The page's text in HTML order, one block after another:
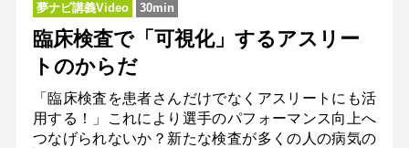
夢ナビ講義Video 30min
臨床検査で「可視化」するアスリー
トのからだ
「臨床検査を患者さんだけでなくアスリートにも活
用する！」これにより選手のパフォーマンス向上へ
つなげられないか？新たな検査が多くの人の病気の